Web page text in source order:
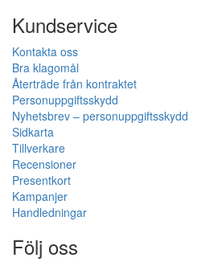
Kundservice
Kontakta oss
Bra klagomål
Återträde från kontraktet
Personuppgiftsskydd
Nyhetsbrev – personuppgiftsskydd
Sidkarta
Tillverkare
Recensioner
Presentkort
Kampanjer
Handledningar
Följ oss